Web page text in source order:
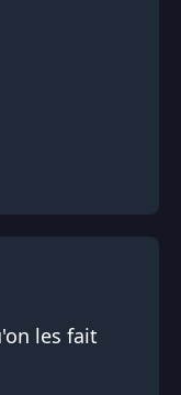
les fait